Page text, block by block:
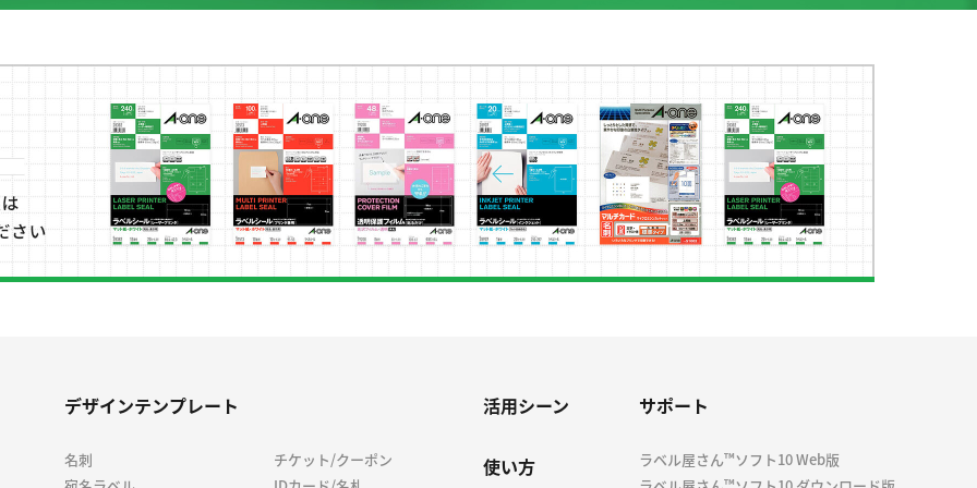
デザインテンプレート
名刺
チケット/クーポン
活用シーン
使い方
サポート
ラベル屋さん™ソフト10 Web版